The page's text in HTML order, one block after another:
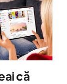
că